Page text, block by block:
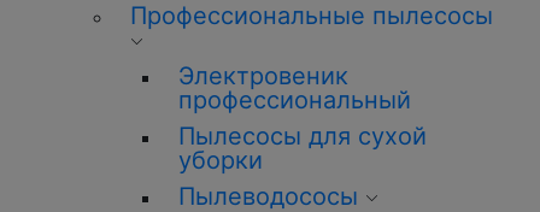
Профессиональные пылесосы
Электровеник
профессиональный
Пылесосы для сухой
уборки
Пылеводососы